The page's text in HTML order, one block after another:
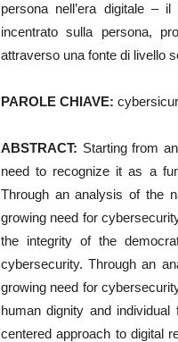
persona nell’era digitale –
incentrato sulla persona,
attraverso una fonte di livello
PAROLE CHIAVE:
ABSTRACT: Starting from
need to recognize it as a
Through an analysis of the
growing need for
the integrity of the
cybersecurity. Through an
growing need for
human dignity and
centered approach to digital